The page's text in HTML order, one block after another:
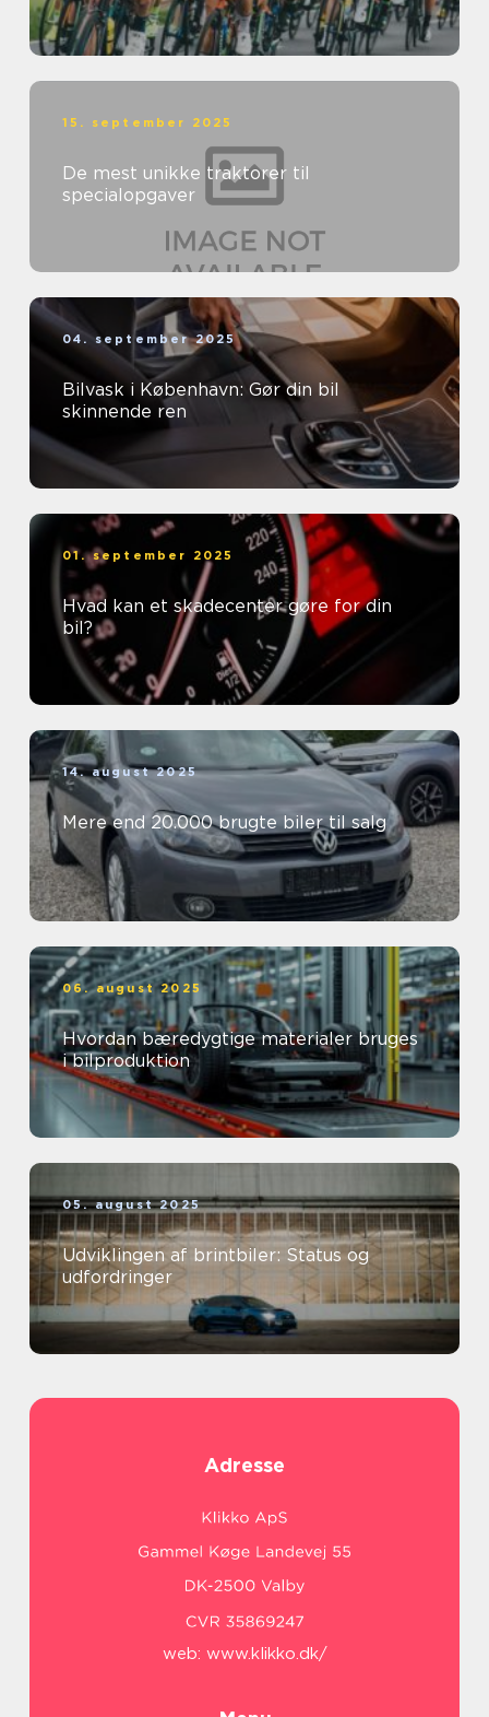
15. september 2025
De mest unikke traktorer til
specialopgaver
04. september 2025
Bilvask i København: Gør din bil
skinnende ren
01. september 2025
Hvad kan et skadecenter gøre for din
bil?
14. august 2025
Mere end 20.000 brugte biler til salg
06. august 2025
Hvordan bæredygtige materialer bruges
i bilproduktion
05. august 2025
Udviklingen af brintbiler: Status og
udfordringer
Adresse
web: www.klikko.dk/